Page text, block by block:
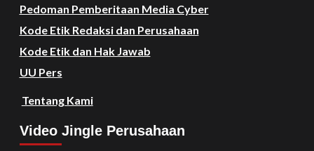
Pedoman Pemberitaan Media Cyber
Kode Etik Redaksi dan Perusahaan
Kode Etik dan Hak Jawab
UU Pers
Tentang Kami
Video Jingle Perusahaan